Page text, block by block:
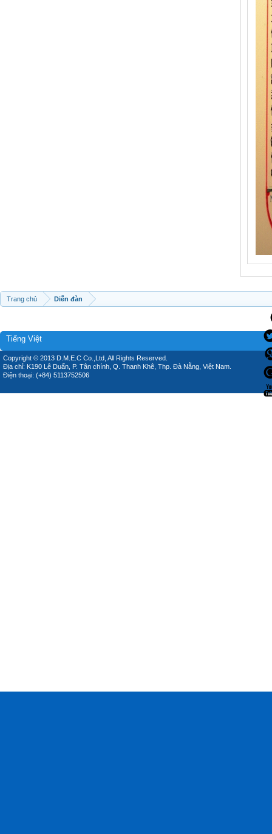
Trang chủ Diễn đàn
Tiếng Việt
Copyright © 2013 D.M.E.C Co.,Ltd, All Rights Reserved.
Địa chỉ: K190 Lê Duẩn, P. Tân chính, Q. Thanh Khê, Thp. Đà Nẵng, Việt Nam.
Điện thoại: (+84) 5113752506